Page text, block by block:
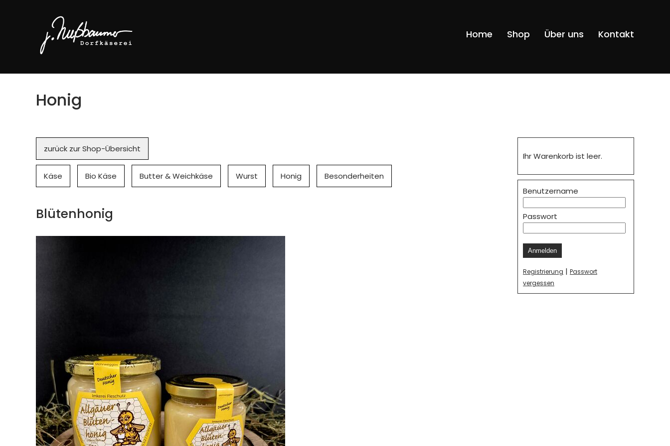
Home Shop Über uns Kontakt
Honig
überspringen
zurück zur Shop-Übersicht
Käse Bio Käse Butter & Weichkäse Wurst Honig Besonderheiten
Blütenhonig
Ihr Warenkorb ist leer.
Benutzername
Passwort
Anmelden
Registrierung | Passwort
vergessen